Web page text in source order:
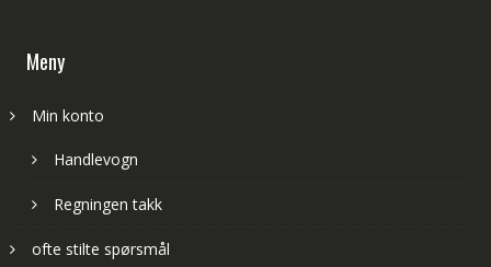
Meny
Min konto
Handlevogn
Regningen takk
ofte stilte spørsmål